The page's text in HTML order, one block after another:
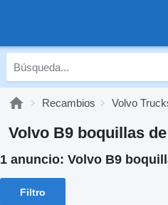
Recambios Volvo
Volvo B9 boquillas
1 anuncio: Volvo B9
Filtro